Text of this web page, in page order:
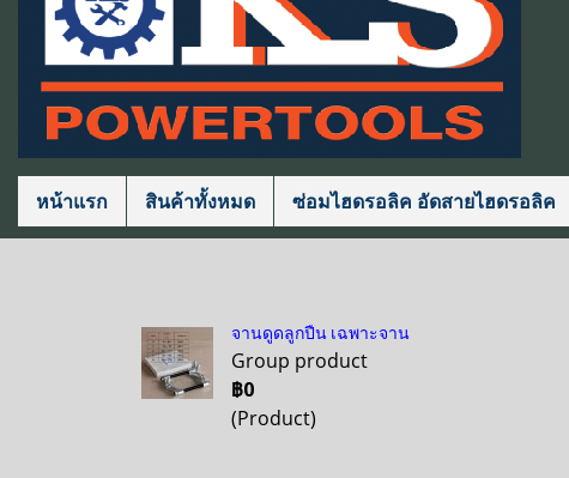
หน้าแรก สินค้าทั้งหมด ซ่อมไฮดรอลิค อัดสายไฮดรอลิค
จานดูดลูกปืน เฉพาะจาน
Group product
฿0
(Product)